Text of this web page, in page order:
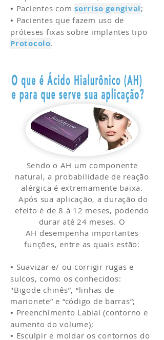
• Pacientes com sorriso gengival;
• Pacientes que fazem uso de
próteses fixas sobre implantes tipo
Protocolo.
Sendo o AH um componente
natural, a probabilidade de reação
alérgica é extremamente baixa.
Após sua aplicação, a duração do
efeito é de 8 à 12 meses, podendo
durar até 24 meses. O
AH desempenha importantes
funções, entre as quais estão:
• Suavizar e/ ou corrigir rugas e
sulcos, como os conhecidos:
"Bigode chinês”, “linhas de
marionete” e “código de barras”;
• Preenchimento Labial (contorno e
aumento do volume);
• Esculpir e moldar os contornos do